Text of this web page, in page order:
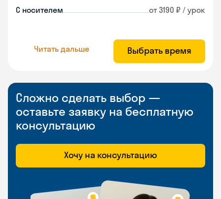
С носителем от 3190 ₽ / урок
Читать дальше Выбрать время
Сложно сделать выбор —
оставьте заявку на бесплатную
консультацию
Хочу на консультацию